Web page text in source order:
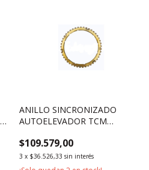
ANILLO SINCRONIZADO
AUTOELEVADOR TCM
$109.579,00
3 x $36.526,33 sin interés